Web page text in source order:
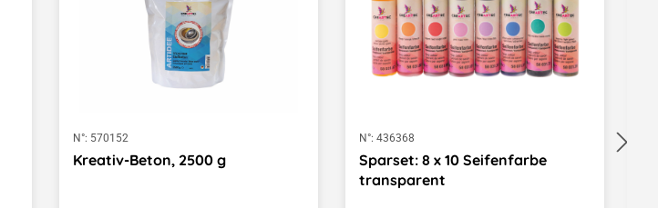
N°: 570152
Kreativ-Beton, 2500 g
N°: 436368
Sparset: 8 x 10 Seifenfarbe
transparent